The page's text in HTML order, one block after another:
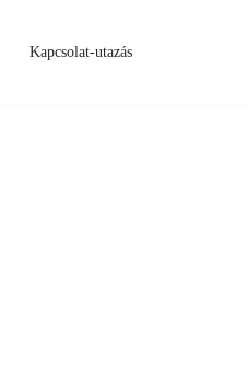
Kapcsolat-utazás